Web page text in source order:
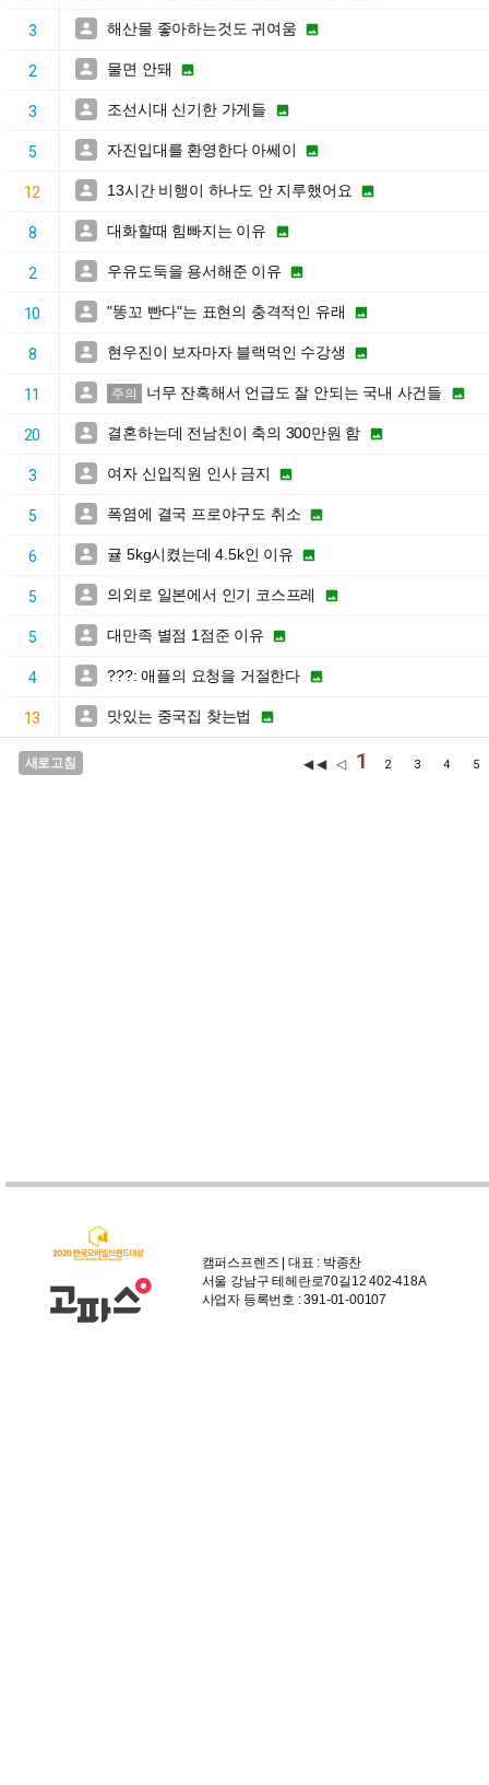
3  해산물 좋아하는것도 귀여움 
2  물면 안돼 
3  조선시대 신기한 가게들 
5  자진입대를 환영한다 아쎄이 
12  13시간 비행이 하나도 안 지루했어요 
8  대화할때 힘빠지는 이유 
2  우유도둑을 용서해준 이유 
10  "똥꼬 빤다"는 표현의 충격적인 유래 
8  현우진이 보자마자 블랙먹인 수강생 
11  주의 너무 잔혹해서 언급도 잘 안되는 국내 사건들 
20  결혼하는데 전남친이 축의 300만원 함 
3  여자 신입직원 인사 금지 
5  폭염에 결국 프로야구도 취소 
6  귤 5kg시켰는데 4.5k인 이유 
5  의외로 일본에서 인기 코스프레 
5  대만족 별점 1점준 이유 
4  ???: 애플의 요청을 거절한다 
13  맛있는 중국집 찾는법 
새로고침 ◀◀ ◁ 1 2 3 4
캠퍼스프렌즈 | 대표 : 박종찬
서울 강남구 테헤란로70길12 402-418A
사업자 등록번호 : 391-01-00107